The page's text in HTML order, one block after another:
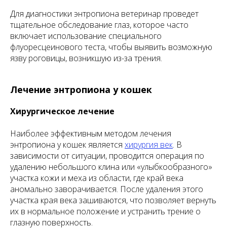
Для диагностики энтропиона ветеринар проведет
тщательное обследование глаз, которое часто
включает использование специального
флуоресцеинового теста, чтобы выявить возможную
язву роговицы, возникшую из-за трения.
Лечение энтропиона у кошек
Хирургическое лечение
Наиболее эффективным методом лечения
энтропиона у кошек является хирургия век. В
зависимости от ситуации, проводится операция по
удалению небольшого клина или «улыбкообразного»
участка кожи и меха из области, где край века
аномально заворачивается. После удаления этого
участка края века зашиваются, что позволяет вернуть
их в нормальное положение и устранить трение о
глазную поверхность.